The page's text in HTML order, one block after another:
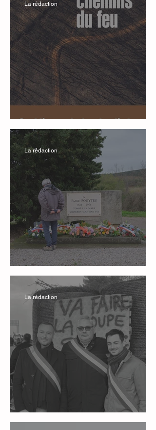
Les Chemins du feu
La rédaction
Montredon, cinquante ans
La rédaction
Nos Mâles Alpha !...
La rédaction